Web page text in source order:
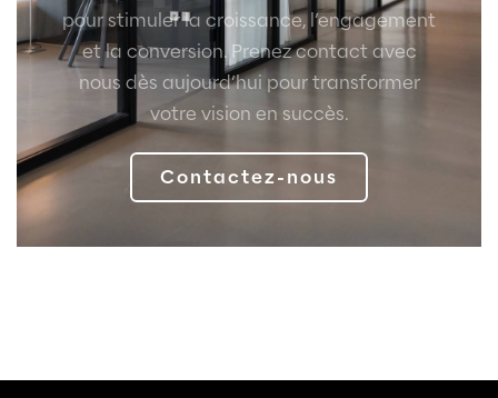
pour stimuler la croissance, l’engagement
et la conversion. Prenez contact avec
nous dès aujourd’hui pour transformer
votre vision en succès.
Contactez-nous